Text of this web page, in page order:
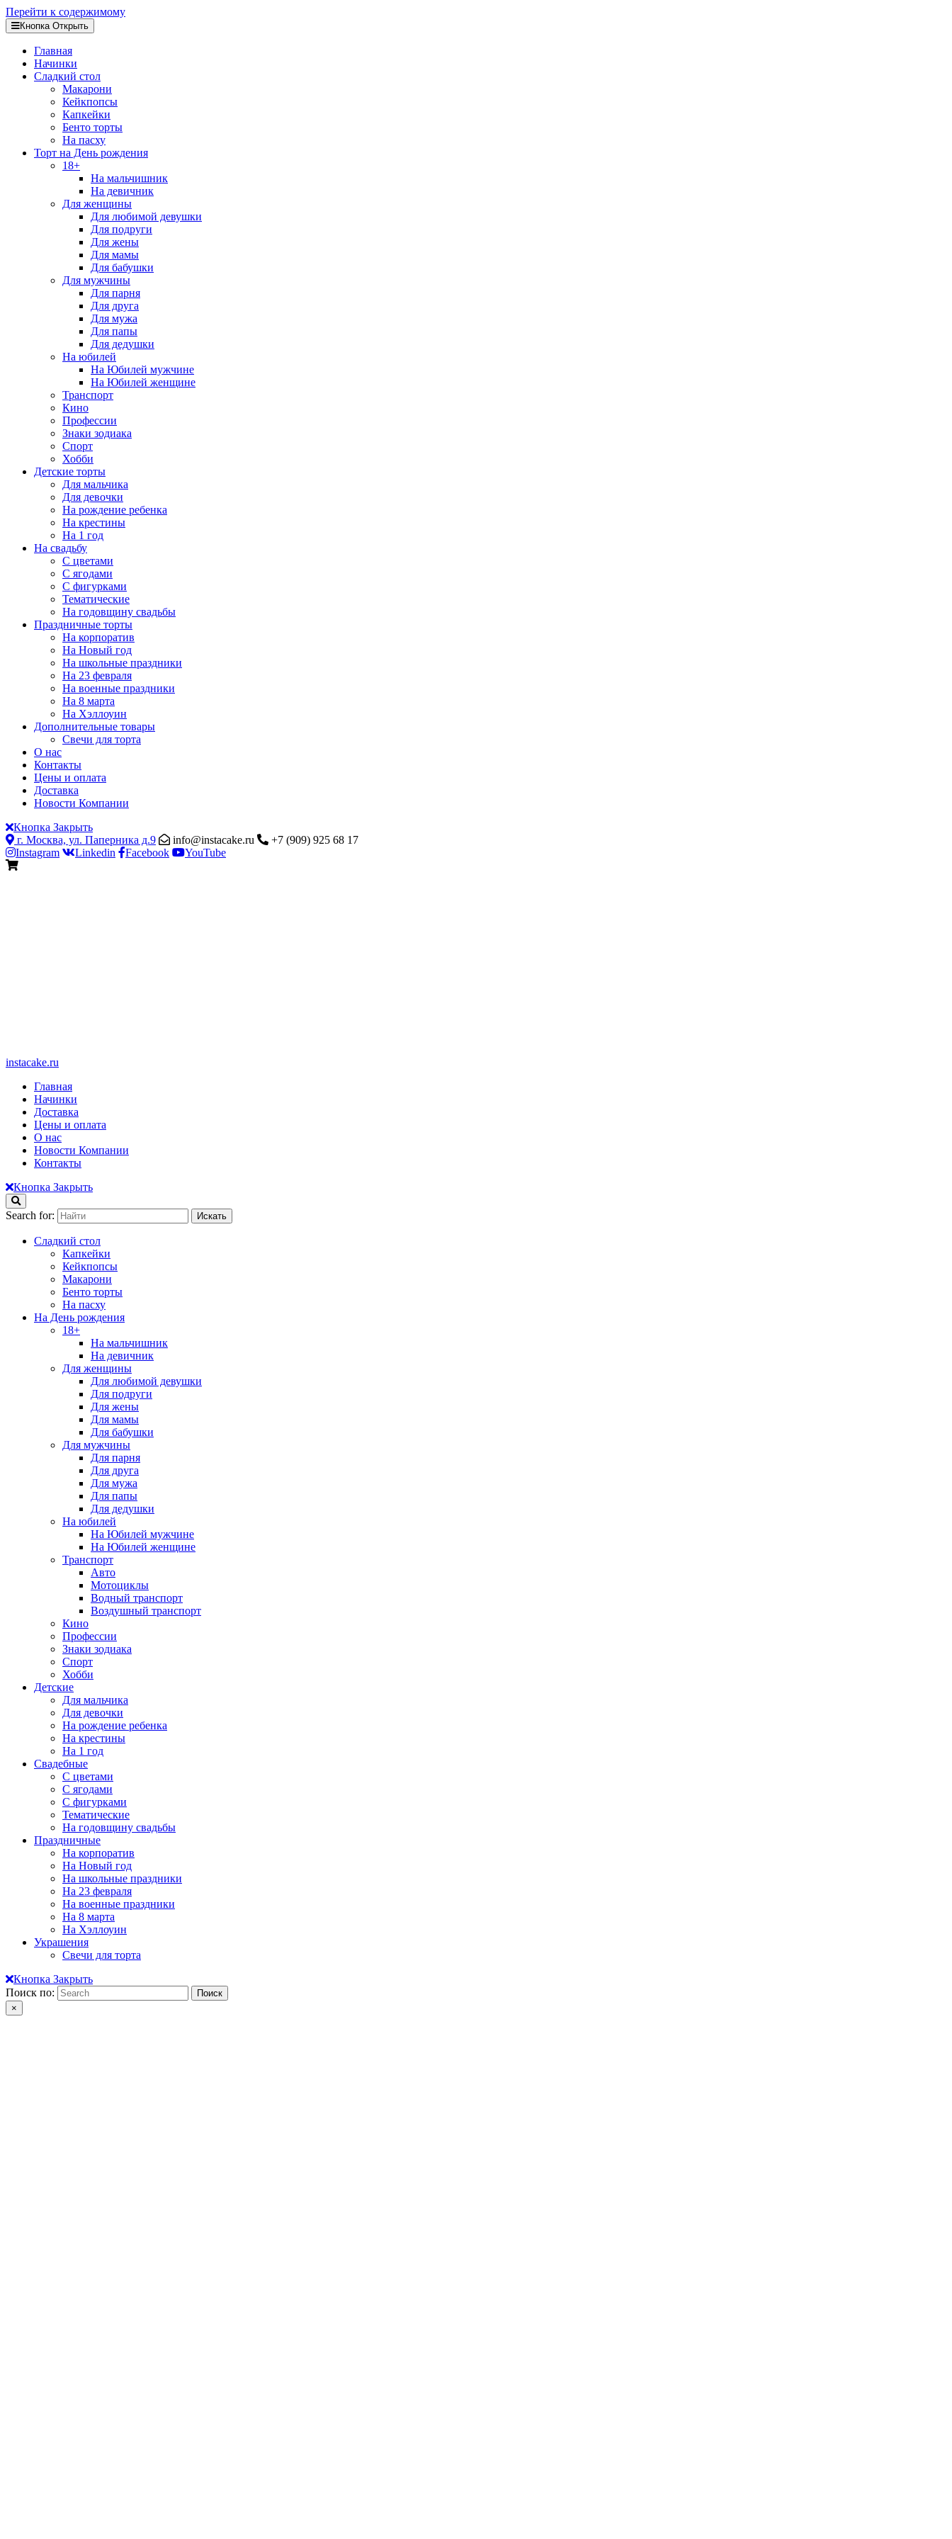
Перейти к содержимому
Кнопка Открыть
Главная
Начинки
Сладкий стол
Макарони
Кейкпопсы
Капкейки
Бенто торты
На пасху
Торт на День рождения
18+
На мальчишник
На девичник
Для женщины
Для любимой девушки
Для подруги
Для жены
Для мамы
Для бабушки
Для мужчины
Для парня
Для друга
Для мужа
Для папы
Для дедушки
На юбилей
На Юбилей мужчине
На Юбилей женщине
Транспорт
Кино
Профессии
Знаки зодиака
Спорт
Хобби
Детские торты
Для мальчика
Для девочки
На рождение ребенка
На крестины
На 1 год
На свадьбу
С цветами
С ягодами
С фигурками
Тематические
На годовщину свадьбы
Праздничные торты
На корпоратив
На Новый год
На школьные праздники
На 23 февраля
На военные праздники
На 8 марта
На Хэллоуин
Дополнительные товары
Свечи для торта
О нас
Контакты
Цены и оплата
Доставка
Новости Компании
Кнопка Закрыть
г. Москва, ул. Паперника д.9
info@instacake.ru
+7 (909) 925 68 17
Instagram
Linkedin Facebook YouTube
instacake.ru
Главная
Начинки
Доставка
Цены и оплата
О нас
Новости Компании
Контакты
Кнопка Закрыть
Search for:
Сладкий стол
Капкейки
Кейкпопсы
Макарони
Бенто торты
На пасху
На День рождения
18+
На мальчишник
На девичник
Для женщины
Для любимой девушки
Для подруги
Для жены
Для мамы
Для бабушки
Для мужчины
Для парня
Для друга
Для мужа
Для папы
Для дедушки
На юбилей
На Юбилей мужчине
На Юбилей женщине
Транспорт
Авто
Мотоциклы
Водный транспорт
Воздушный транспорт
Кино
Профессии
Знаки зодиака
Спорт
Хобби
Детские
Для мальчика
Для девочки
На рождение ребенка
На крестины
На 1 год
Свадебные
С цветами
С ягодами
С фигурками
Тематические
На годовщину свадьбы
Праздничные
На корпоратив
На Новый год
На школьные праздники
На 23 февраля
На военные праздники
На 8 марта
На Хэллоуин
Украшения
Свечи для торта
Кнопка Закрыть
Поиск по:
×